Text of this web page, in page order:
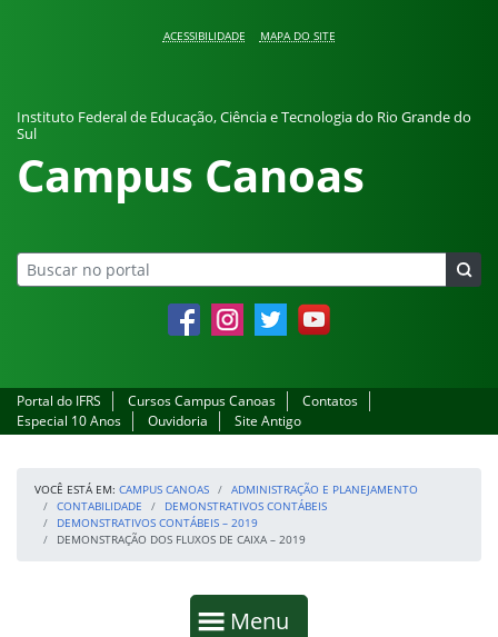
ACESSIBILIDADE MAPA DO SITE
Instituto Federal de Educação, Ciência e Tecnologia do Rio Grande do
Sul
Campus Canoas
FacebookInstagramTwitter YouTube
Portal do IFRS Cursos Campus Canoas
Contatos
Especial 10 Anos
Ouvidoria Site Antigo
VOCÊ ESTÁ EM: CAMPUS CANOAS
ADMINISTRAÇÃO E PLANEJAMENTO
CONTABILIDADE
DEMONSTRATIVOS CONTÁBEIS
DEMONSTRATIVOS CONTÁBEIS – 2019
DEMONSTRAÇÃO DOS FLUXOS DE CAIXA – 2019
Mostrar
Menu